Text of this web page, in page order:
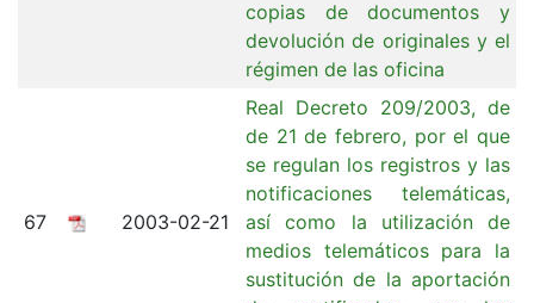
copias de documentos y
devolución de originales y el
régimen de las oficina
67 2003-02-21
Real Decreto 209/2003, de
de 21 de febrero, por el que
se regulan los registros y las
notificaciones telemáticas,
así como la utilización de
medios telemáticos para la
sustitución de la aportación